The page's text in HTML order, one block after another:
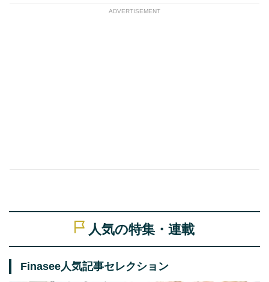
ADVERTISEMENT
人気の特集・連載
Finasee人気記事セレクション